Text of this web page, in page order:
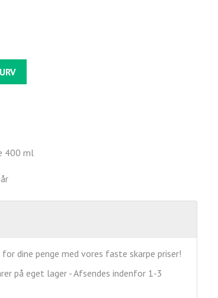
400 ml
dine penge med vores faste skarpe priser!
på eget lager - Afsendes indenfor 1-3